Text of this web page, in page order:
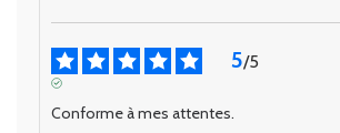
5/5
Conforme à mes attentes.